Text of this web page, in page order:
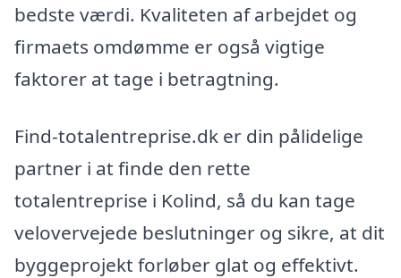
bedste værdi. Kvaliteten af arbejdet og
firmaets omdømme er også vigtige
faktorer at tage i betragtning.
Find-totalentreprise.dk er din pålidelige
partner i at finde den rette
totalentreprise i Kolind, så du kan tage
velovervejede beslutninger og sikre, at dit
byggeprojekt forløber glat og effektivt.